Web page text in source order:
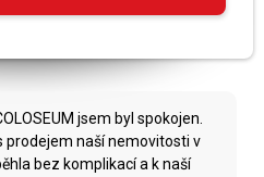
jsem byl spokojen.
prodejem naší nemovitosti v
bez komplikací a k naší